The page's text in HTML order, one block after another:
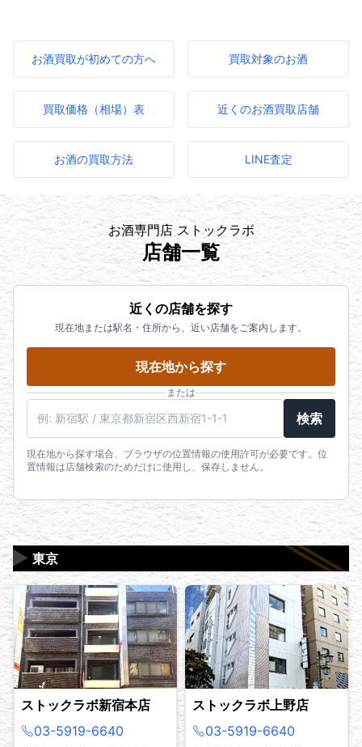
お酒買取が初めての方へ 買取対象のお酒
買取価格（相場）表 近くのお酒買取店舗
お酒の買取方法 LINE査定
お酒専門店 ストックラボ
店舗一覧
近くの店舗を探す
現在地または駅名・住所から、近い店舗をご案内します。
現在地から探す
または
検索
現在地から探す場合、ブラウザの位置情報の使用許可が必要です。位
置情報は店舗検索のためだけに使用し、保存しません。
東京
▶
ストックラボ新宿本店
03-5919-6640
ストックラボ上野店
03-5919-6640